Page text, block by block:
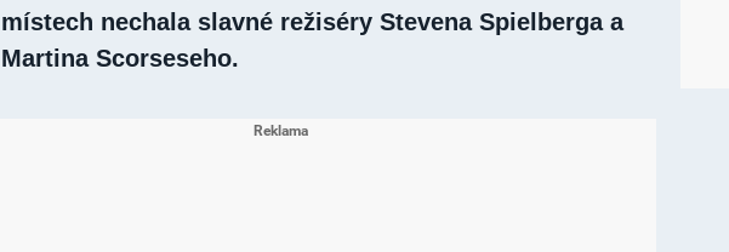
místech nechala slavné režiséry Stevena Spielberga a
Martina Scorseseho.